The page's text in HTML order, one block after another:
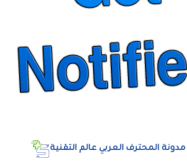
مدونة المحترف العربي عالم التقنية